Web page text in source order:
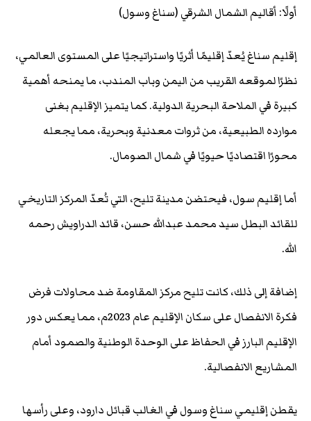
أولًا: أقاليم الشمال الشرقي (سناغ وسول)
إقليم سناغ يُعدّ إقليمًا أثريًا واستراتيجيًا على المستوى العالمي،
نظرًا لموقعه القريب من اليمن وباب المندب، ما يمنحه أهمية
كبيرة في الملاحة البحرية الدولية. كما يتميز الإقليم بغنى
موارده الطبيعية، من ثروات معدنية وبحرية، مما يجعله
محورًا اقتصاديًا حيويًا في شمال الصومال.
أما إقليم سول، فيحتضن مدينة تليح، التي تُعدّ المركز التاريخي
للقائد البطل سيد محمد عبدالله حسن، قائد الدراويش رحمه
الله.
إضافة إلى ذلك، كانت تليح مركز المقاومة ضد محاولات فرض
فكرة الانفصال على سكان الإقليم عام 2023م، مما يعكس دور
الإقليم البارز في الحفاظ على الوحدة الوطنية والصمود أمام
المشاريع الانفصالية.
يقطن إقليمي سناغ وسول في الغالب قبائل دارود، وعلى رأسها